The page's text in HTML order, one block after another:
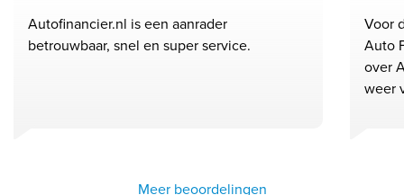
Autofinancier.nl is een aanrader
betrouwbaar, snel en super service.
Voor
Auto
over
weer
Meer beoordelingen